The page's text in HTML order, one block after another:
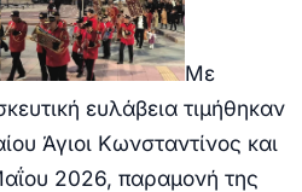
Με
ευλάβεια τιμήθηκαν
Άγιοι Κωνσταντίνος και
2026, παραμονή της